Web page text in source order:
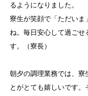
るようになりました。
寮生が笑顔で「ただいま
ね。毎日安心して過ごせ
す。（寮長）
朝夕の調理業務では、寮
とがとても嬉しいです